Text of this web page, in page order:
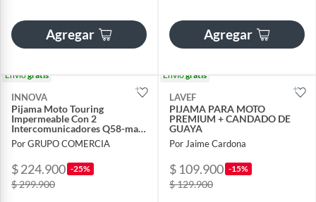
Agregar Agregar
Envíogratis
INNOVA
Pijama Moto Touring
Impermeable Con 2
Intercomunicadores Q58-max
Pantalla Negro
Por GRUPO COMERCIA
$ 224.900 -25%
$ 299.900
Envíogratis
LAVEF
PIJAMA PARA MOTO
PREMIUM + CANDADO DE
GUAYA
Por Jaime Cardona
$ 109.900 -15%
$ 129.900